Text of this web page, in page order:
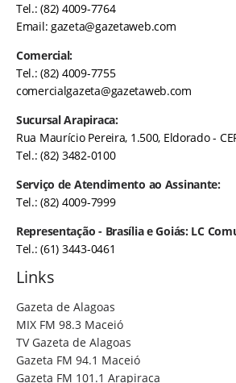
Tel.: (82) 4009-7764
Email:gazeta@gazetaweb.com
Comercial:
Tel.: (82) 4009-7755
comercialgazeta@gazetaweb.com
Sucursal Arapiraca:
Rua Maurício Pereira, 1.500, Eldorado -
Tel.: (82) 3482-0100
Serviço de Atendimento ao Assinante:
Tel.: (82) 4009-7999
Representação - Brasília e Goiás: LC
Tel.: (61) 3443-0461
Links
Gazeta de Alagoas
MIX FM 98.3 Maceió
TV Gazeta de Alagoas
Gazeta FM 94.1 Maceió
Gazeta FM 101.1 Arapiraca